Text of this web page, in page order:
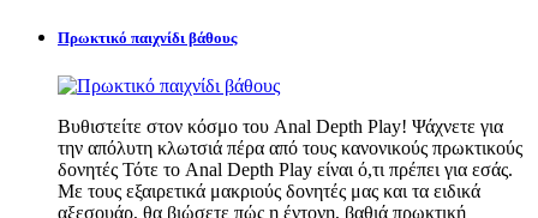
Πρωκτικό παιχνίδι βάθους
Βυθιστείτε στον κόσμο του Anal Depth Play! Ψάχνετε για
την απόλυτη κλωτσιά πέρα από τους κανονικούς πρωκτικούς
δονητές Τότε το Anal Depth Play είναι ό,τι πρέπει για εσάς.
Με τους εξαιρετικά μακριούς δονητές μας και τα ειδικά
αξεσουάρ, θα βιώσετε πώς η έντονη, βαθιά πρωκτική